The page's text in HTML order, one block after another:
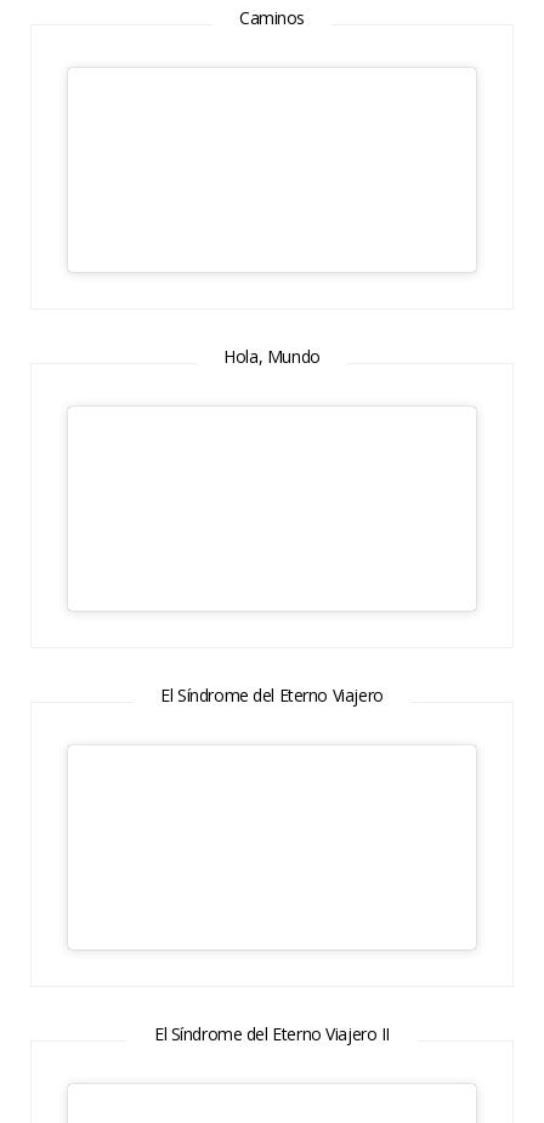
Caminos
Hola, Mundo
El Síndrome del Eterno Viajero
El Síndrome del Eterno Viajero II